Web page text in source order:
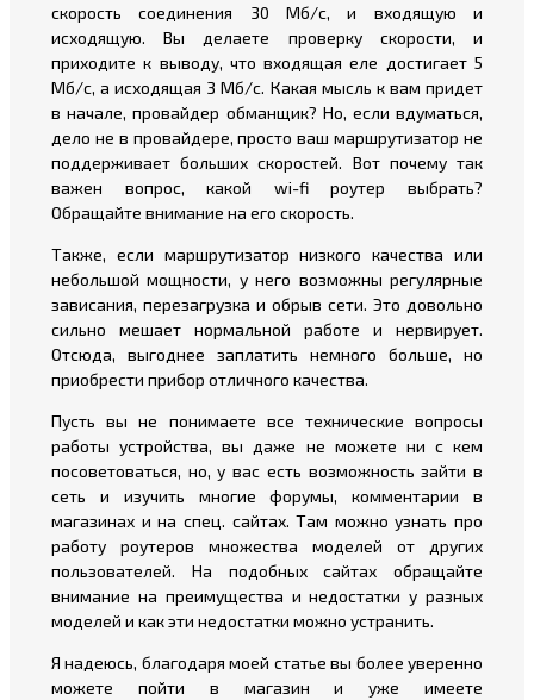
скорость соединения 30 Мб/с, и входящую и
исходящую. Вы делаете проверку скорости, и
приходите к выводу, что входящая еле достигает 5
Мб/с, а исходящая 3 Мб/с. Какая мысль к вам придет
в начале, провайдер обманщик? Но, если вдуматься,
дело не в провайдере, просто ваш маршрутизатор не
поддерживает больших скоростей. Вот почему так
важен вопрос, какой wi-fi роутер выбрать?
Обращайте внимание на его скорость.
Также, если маршрутизатор низкого качества или
небольшой мощности, у него возможны регулярные
зависания, перезагрузка и обрыв сети. Это довольно
сильно мешает нормальной работе и нервирует.
Отсюда, выгоднее заплатить немного больше, но
приобрести прибор отличного качества.
Пусть вы не понимаете все технические вопросы
работы устройства, вы даже не можете ни с кем
посоветоваться, но, у вас есть возможность зайти в
сеть и изучить многие форумы, комментарии в
магазинах и на спец. сайтах. Там можно узнать про
работу роутеров множества моделей от других
пользователей. На подобных сайтах обращайте
внимание на преимущества и недостатки у разных
моделей и как эти недостатки можно устранить.
Я надеюсь, благодаря моей статье вы более уверенно
можете пойти в магазин и уже имеете